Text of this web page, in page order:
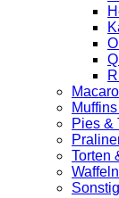
Pies &
Torten
Waffeln